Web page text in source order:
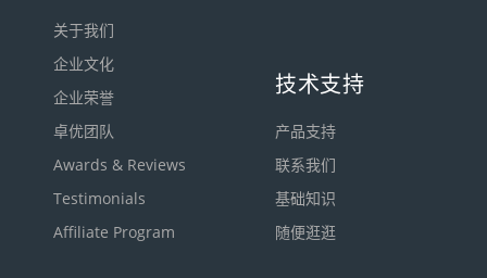
关于我们
企业文化
企业荣誉
卓优团队
Awards & Reviews
Testimonials
Affiliate Program
技术支持
产品支持
联系我们
基础知识
随便逛逛